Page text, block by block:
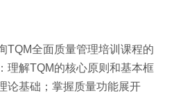
TQM全面质量管理培训课程的
理解TQM的核心原则和基本框
论基础；掌握质量功能展开